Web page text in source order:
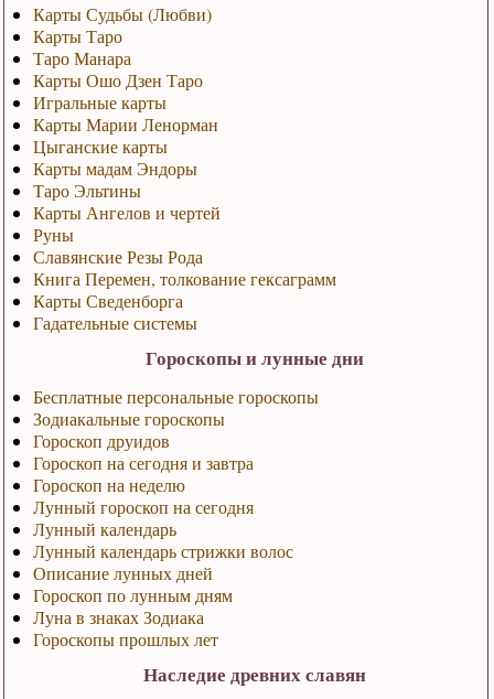
Карты Судьбы (Любви)
Карты Таро
Таро Манара
Карты Ошо Дзен Таро
Игральные карты
Карты Марии Ленорман
Цыганские карты
Карты мадам Эндоры
Таро Эльтины
Карты Ангелов и чертей
Руны
Славянские Резы Рода
Книга Перемен, толкование гексаграмм
Карты Сведенборга
Гадательные системы
Гороскопы и лунные дни
Бесплатные персональные гороскопы
Зодиакальные гороскопы
Гороскоп друидов
Гороскоп на сегодня и завтра
Гороскоп на неделю
Лунный гороскоп на сегодня
Лунный календарь
Лунный календарь стрижки волос
Описание лунных дней
Гороскоп по лунным дням
Луна в знаках Зодиака
Гороскопы прошлых лет
Наследие древних славян